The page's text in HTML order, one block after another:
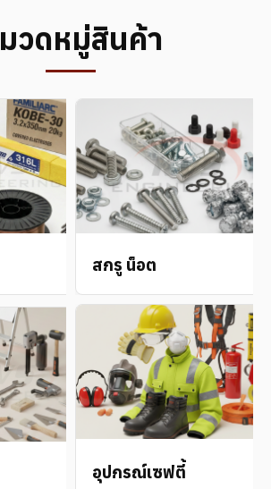
วดหมู่สินค้า
→สกรู น็อต
→อุปกรณ์เซฟตี้